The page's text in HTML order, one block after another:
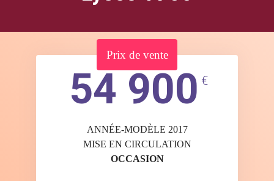
Prix de vente
54 900 €
ANNÉE-MODÈLE 2017
MISE EN CIRCULATION
OCCASION